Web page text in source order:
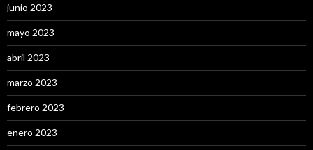
junio 2023
mayo 2023
abril 2023
marzo 2023
febrero 2023
enero 2023